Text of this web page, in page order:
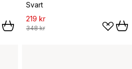
Svart
219 kr
348 kr